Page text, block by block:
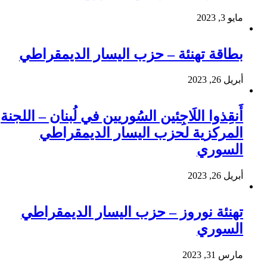
مايو 3, 2023
بطاقة تهنئة – حزب اليسار الديمقراطي
أبريل 26, 2023
أَنقِذوا اللَاجِئين السُوريين في لُبنان – اللجنة
المركزية لحزب اليسار الديمقراطي
السوري
أبريل 26, 2023
تهنئة نوروز – حزب اليسار الديمقراطي
السوري
مارس 31, 2023